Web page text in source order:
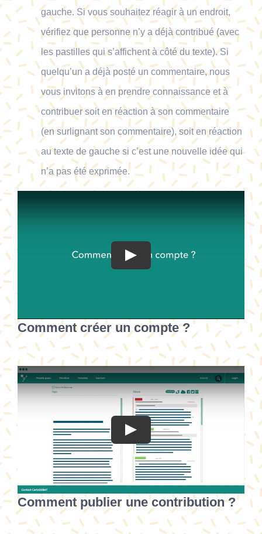
gauche. Si vous souhaitez réagir à un endroit,
vérifiez que personne n’y a déjà contribué (avec
les pastilles qui s’affichent à côté du texte). Si
quelqu’un a déjà posté un commentaire, nous
vous invitons à en prendre connaissance et à
contribuer soit en réaction à son commentaire
(en surlignant son commentaire), soit en réaction
au texte de gauche si c’est une nouvelle idée qui
n’a pas été exprimée.
Comment créer un compte ?
Comment publier une contribution ?